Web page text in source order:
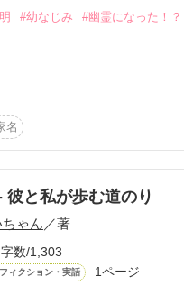
更新中
#幼なじみ #幽霊になった！？
じく公爵令嬢のドロテと王子
リクスがあなたとの婚約を
名
彼と私が歩む道のり
ゃん ／著
数/1,303
ィクション・実話 1ページ